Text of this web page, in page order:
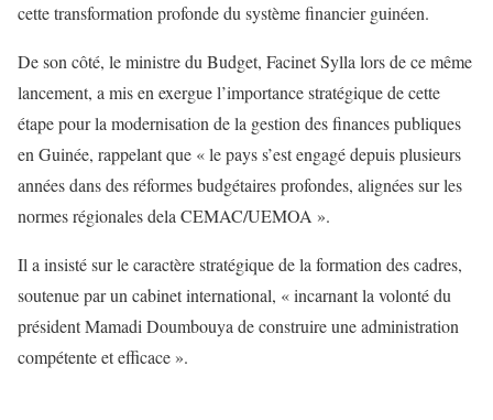
cette transformation profonde du système financier guinéen.
De son côté, le ministre du Budget, Facinet Sylla lors de ce même
lancement, a mis en exergue l’importance stratégique de cette
étape pour la modernisation de la gestion des finances publiques
en Guinée, rappelant que « le pays s’est engagé depuis plusieurs
années dans des réformes budgétaires profondes, alignées sur les
normes régionales dela CEMAC/UEMOA ».
Il a insisté sur le caractère stratégique de la formation des cadres,
soutenue par un cabinet international, « incarnant la volonté du
président Mamadi Doumbouya de construire une administration
compétente et efficace ».